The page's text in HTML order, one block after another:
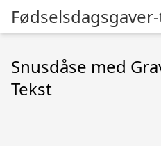
Snusdåse med
Tekst